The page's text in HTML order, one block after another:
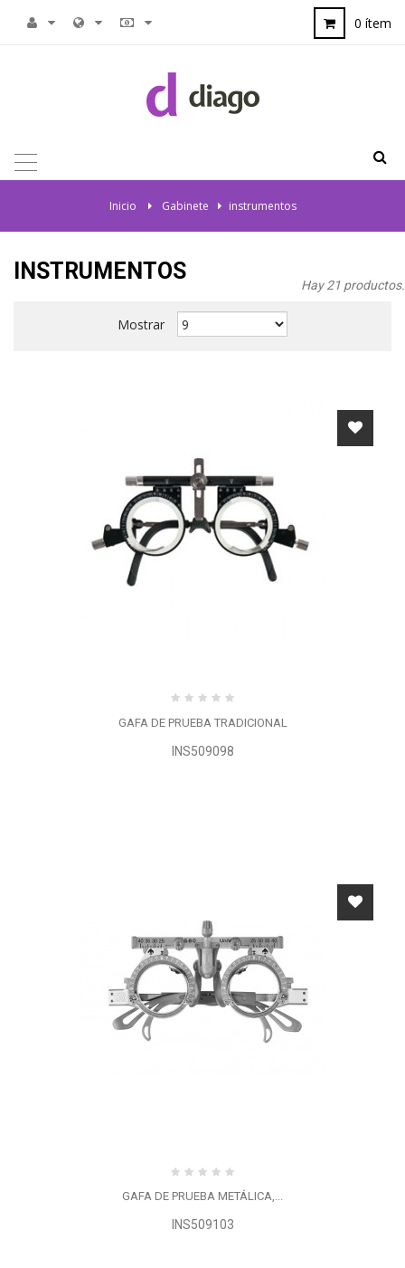
0 ítem
NAVEGACIÓN
TOGGLE
Inicio > Gabinete > instrumentos
INSTRUMENTOS
Hay 21 productos.
Mostrar
GAFA DE PRUEBA TRADICIONAL
INS509098
GAFA DE PRUEBA METÁLICA,...
INS509103